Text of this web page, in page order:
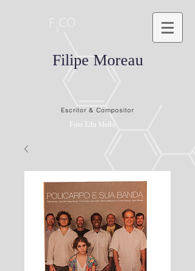
Filipe Moreau
Escritor & Compositor
Foto Edu Mello